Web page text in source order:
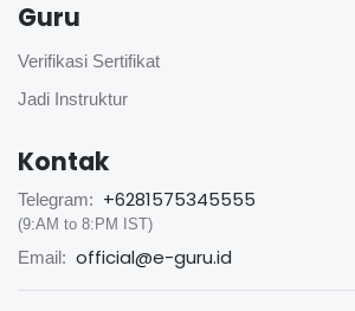
Guru
Verifikasi Sertifikat
Jadi Instruktur
Kontak
Telegram: +6281575345555
(9:AM to 8:PM IST)
Email: official@e-guru.id